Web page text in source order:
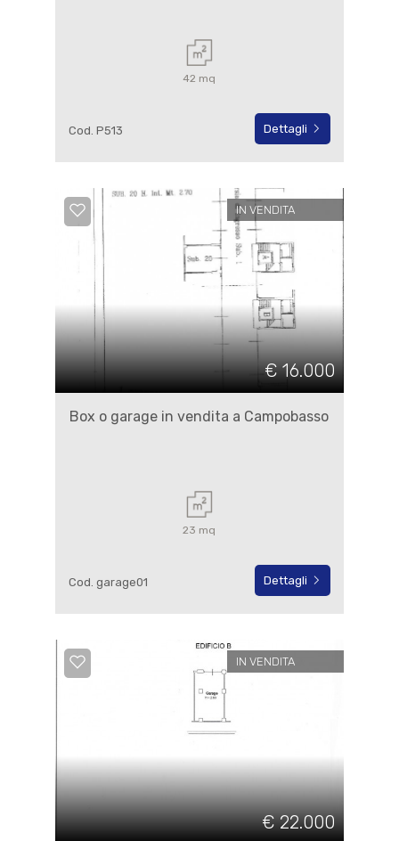
42 mq
Cod. P513 Dettagli
IN VENDITA
€ 16.000
Box o garage in vendita a Campobasso
23 mq
Cod. garage01 Dettagli
IN VENDITA
€ 22.000